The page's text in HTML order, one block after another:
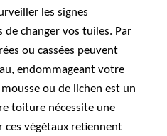
les signes
changer vos tuiles. Par
ou cassées peuvent
endommageant votre
ou de lichen est un
toiture nécessite une
végétaux retiennent